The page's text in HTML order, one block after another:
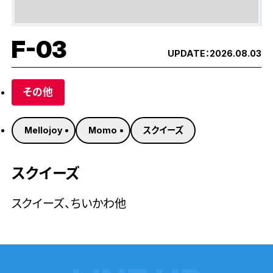
F-03 UPDATE：2026.08.03
その他
Mellojoy Momo スクイーズ
スクイーズ
スクイーズ、ちいかわ他